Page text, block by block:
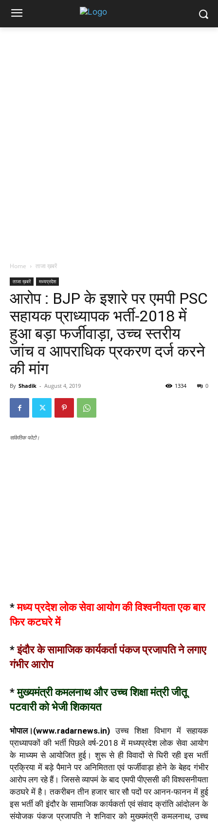
Home ताजा ख़बरें
ताजा ख़बरें मध्यप्रदेश
आरोप : BJP के इशारे पर एमपी PSC
सहायक प्राध्यापक भर्ती-2018 में
हुआ बड़ा फर्जीवाड़ा, उच्च स्तरीय
जांच व आपराधिक प्रकरण दर्ज करने
की मांग
By Shadik - August 4, 2019 0
1334
सांकेतिक फोटो।
*मध्य प्रदेश लोक सेवा आयोग की विश्वनीयता एक बार
फिर कटघरे में
*इंदौर के सामाजिक कार्यकर्ता पंकज प्रजापति ने लगाए
गंभीर आरोप
*मुख्यमंत्री कमलनाथ और उच्च शिक्षा मंत्री जीतू
पटवारी को भेजी शिकायत
भोपाल।(www.radarnews.in) उच्च शिक्षा विभाग में सहायक
प्राध्यापकों की भर्ती पिछले वर्ष-2018 में मध्यप्रदेश लोक सेवा आयोग
के माध्यम से आयोजित हुई। शुरू से ही विवादों से घिरी रही इस भर्ती
प्रक्रिया में बड़े पैमाने पर अनिमितता एवं फर्जीवाड़ा होने के बेहद गंभीर
आरोप लग रहे हैं। जिससे व्यापमं के बाद एमपी पीएससी की विश्वसनीयता
कठघरे में है। तकरीबन तीन हजार चार सौ पदों पर आनन-फानन में हुई
इस भर्ती की इंदौर के सामाजिक कार्यकर्ता एवं संवाद क्रांति आंदोलन के
संयोजक पंकज प्रजापति ने शनिवार को मुख्यमंत्री कमलनाथ, उच्च